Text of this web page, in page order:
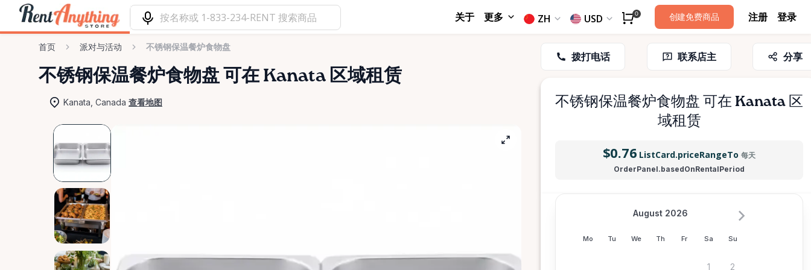
关于 更多 ZH USD 0 创建免费商品 注册 登录
首页 派对与活动 不锈钢保温餐炉食物盘
不锈钢保温餐炉食物盘 可在 Kanata 区域租赁
Kanata, Canada 查看地图
拨打电话 联系店主 分享
不锈钢保温餐炉食物盘 可在 Kanata 区
域租赁
$0.76 ListCard.priceRangeTo 每天
OrderPanel.basedOnRentalPeriod
Mo Tu We Th Fr Sa Su
August 2026
1 2